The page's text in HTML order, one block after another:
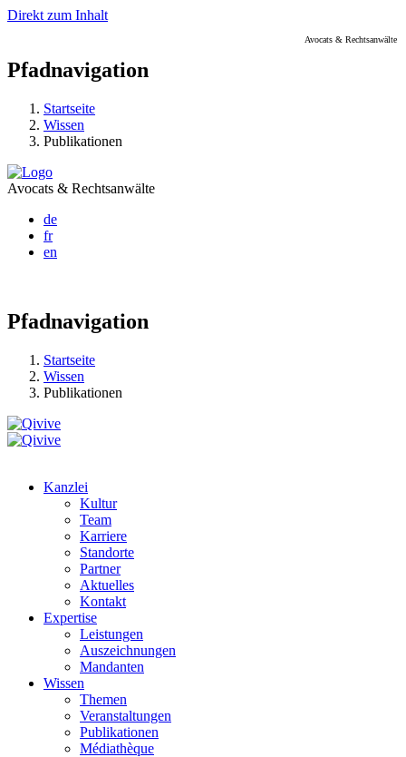
Direkt zum Inhalt
Avocats & Rechtsanwälte
Pfadnavigation
Startseite
Wissen
Publikationen
Avocats & Rechtsanwälte
de
fr
en
Pfadnavigation
Startseite
Wissen
Publikationen
Kanzlei
Kultur
Team
Karriere
Standorte
Partner
Aktuelles
Kontakt
Expertise
Leistungen
Auszeichnungen
Mandanten
Wissen
Themen
Veranstaltungen
Publikationen
Médiathèque